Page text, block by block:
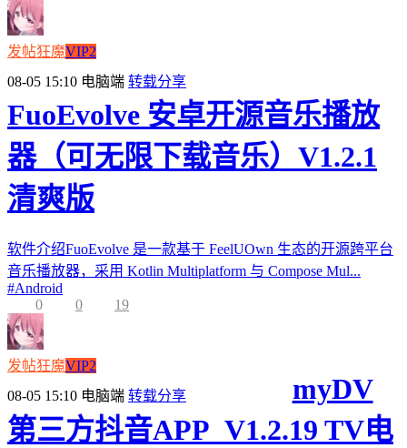
发帖狂魔VIP2
08-05 15:10 电脑端 转载分享
FuoEvolve 安卓开源音乐播放
器（可无限下载音乐）V1.2.1
清爽版
软件介绍FuoEvolve 是一款基于 FeelUOwn 生态的开源跨平台
音乐播放器，采用 Kotlin Multiplatform 与 Compose Mul...
#Android
0
0 19
发帖狂魔VIP2
08-05 15:10 电脑端 转载分享
myDV
第三方抖音APP_V1.2.19 TV电